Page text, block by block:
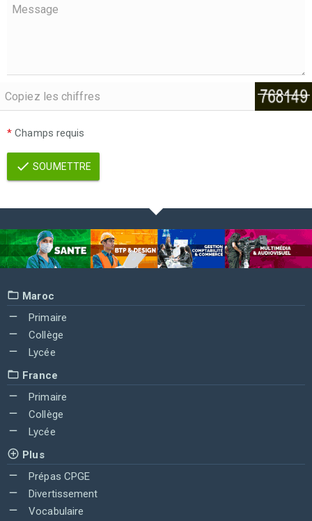
* Champs requis
SOUMETTRE
Maroc
Primaire
Collège
Lycée
France
Primaire
Collège
Lycée
Plus
Prépas CPGE
Divertissement
Vocabulaire